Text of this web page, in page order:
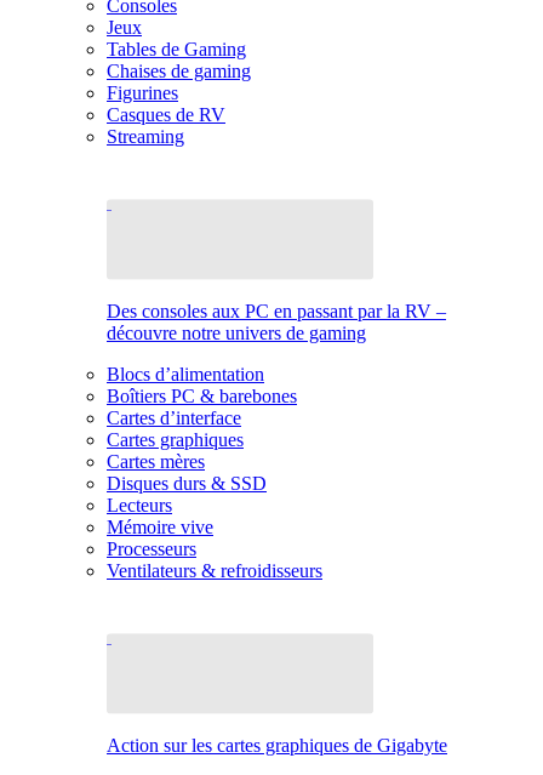
Consoles
Jeux
Tables de Gaming
Chaises de gaming
Figurines
Casques de RV
Streaming
Des consoles aux PC en passant par la RV –
découvre notre univers de gaming
Blocs d’alimentation
Boîtiers PC & barebones
Cartes d’interface
Cartes graphiques
Cartes mères
Disques durs & SSD
Lecteurs
Mémoire vive
Processeurs
Ventilateurs & refroidisseurs
Action sur les cartes graphiques de Gigabyte